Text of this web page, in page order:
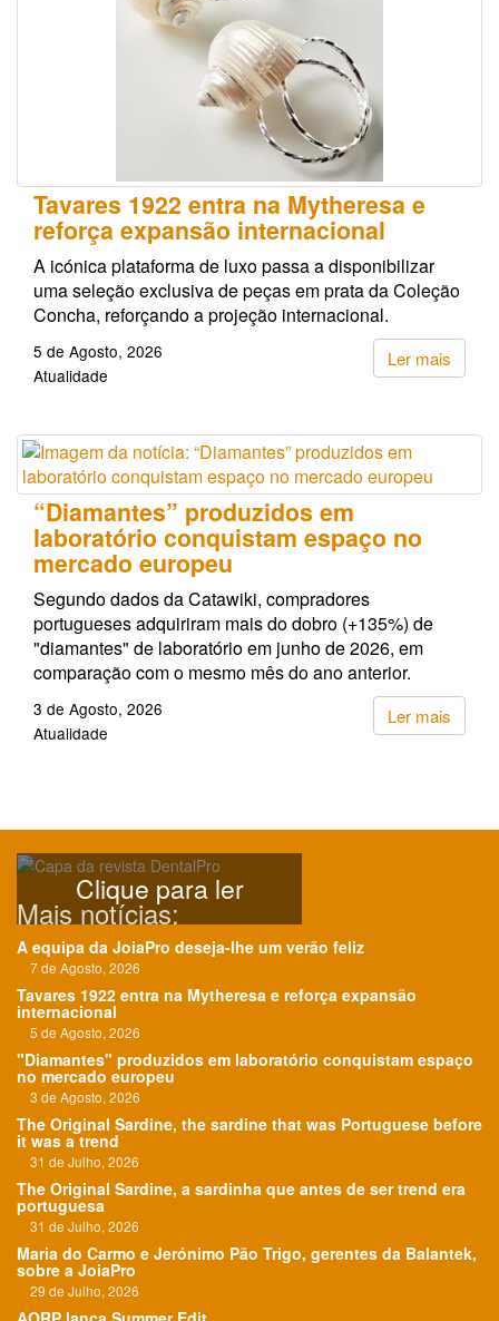
Tavares 1922 entra na Mytheresa e
reforça expansão internacional
A icónica plataforma de luxo passa a disponibilizar
uma seleção exclusiva de peças em prata da Coleção
Concha, reforçando a projeção internacional.
Ler mais
5 de Agosto, 2026
Atualidade
“Diamantes” produzidos em
laboratório conquistam espaço no
mercado europeu
Segundo dados da Catawiki, compradores
portugueses adquiriram mais do dobro (+135%) de
"diamantes" de laboratório em junho de 2026, em
comparação com o mesmo mês do ano anterior.
Ler mais
3 de Agosto, 2026
Atualidade
Clique para ler
Mais notícias:
A equipa da JoiaPro deseja-lhe um verão feliz
7 de Agosto, 2026
Tavares 1922 entra na Mytheresa e reforça expansão
internacional
5 de Agosto, 2026
"Diamantes" produzidos em laboratório conquistam espaço
no mercado europeu
3 de Agosto, 2026
The Original Sardine, the sardine that was Portuguese before
it was a trend
31 de Julho, 2026
The Original Sardine, a sardinha que antes de ser trend era
portuguesa
31 de Julho, 2026
Maria do Carmo e Jerónimo Pão Trigo, gerentes da Balantek,
sobre a JoiaPro
29 de Julho, 2026